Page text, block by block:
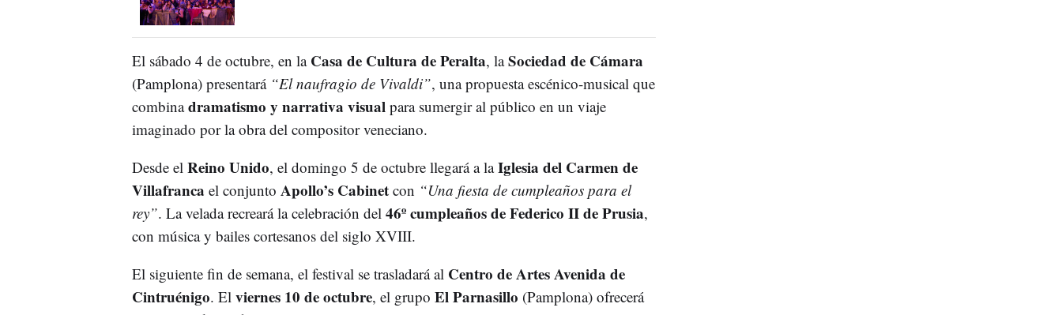
El sábado 4 de octubre, en la Casa de Cultura de Peralta, laSociedad de Cámara
(Pamplona) presentará “El naufragio de Vivaldi”, una propuesta escénico-musical que
combinadramatismo y narrativa visualpara sumergir al público en un viaje
imaginado por la obra del compositor veneciano.
Desde el Reino Unido, el domingo 5 de octubre llegará a laIglesia del Carmen de
Villafranca el conjunto Apollo’s Cabinetcon “Una fiesta de cumpleaños para el
rey”. La velada recreará la celebración del 46º cumpleaños de Federico II de Prusia,
con música y bailes cortesanos del siglo XVIII.
El siguiente fin de semana, el festival se trasladará al Centro de Artes Avenida de
Cintruénigo. El viernes 10 de octubre, el grupo El Parnasillo (Pamplona) ofrecerá